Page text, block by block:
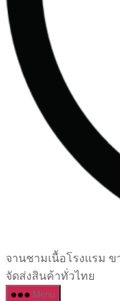
เซรามิค
ครบ
ครัน
จานชามเนื้อโรงแรม
จัดส่งสินค้าทั่วไทย
Menu